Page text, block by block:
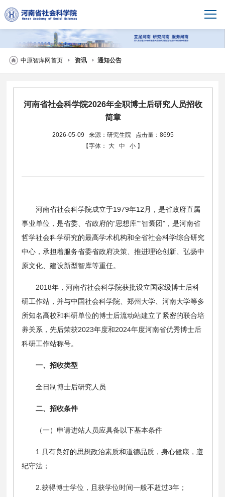
中原智库网首页 资讯 通知公告
河南省社会科学院2026年全职博士后研究人员招收
简章
2026-05-09 来源：研究生院
点击量：8695
【字体：
大 中 小 】
河南省社会科学院成立于1979年12月，是省政府直属
事业单位，是省委、省政府的“思想库”“智囊团”，是河南省
哲学社会科学研究的最高学术机构和全省社会科学综合研究
中心，承担着服务省委省政府决策、推进理论创新、弘扬中
原文化、建设新型智库等重任。
2018年，河南省社会科学院获批设立国家级博士后科
研工作站，并与中国社会科学院、郑州大学、河南大学等多
所知名高校和科研单位的博士后流动站建立了紧密的联合培
养关系，先后荣获2023年度和2024年度河南省优秀博士后
科研工作站称号。
一、招收类型
全日制博士后研究人员
二、招收条件
（一）申请进站人员应具备以下基本条件
1.具有良好的思想政治素质和道德品质，身心健康，遵
纪守法；
2.获得博士学位，且获学位时间一般不超过3年；